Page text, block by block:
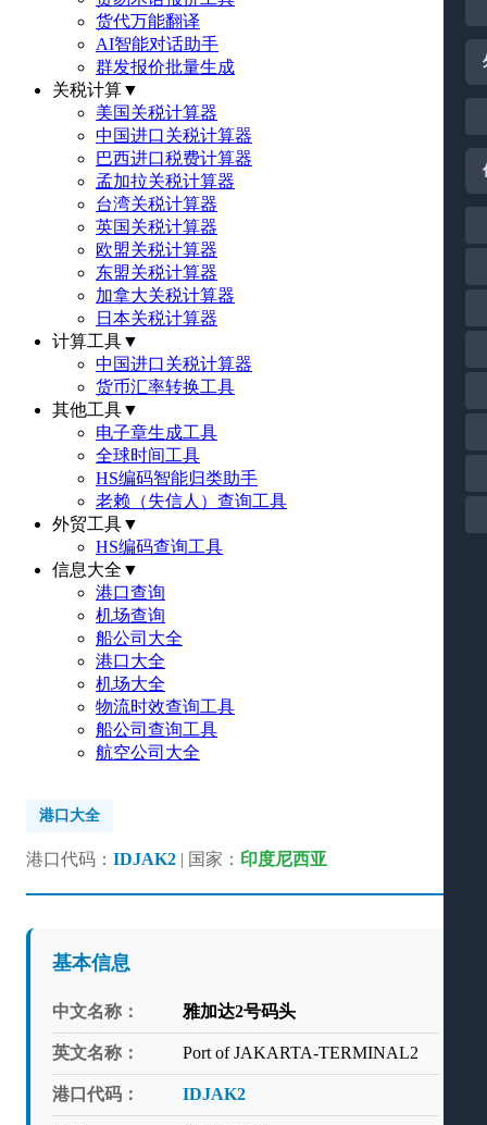
货代万能翻译
AI智能对话助手
群发报价批量生成
关税计算▼
美国关税计算器
中国进口关税计算器
巴西进口税费计算器
孟加拉关税计算器
台湾关税计算器
英国关税计算器
欧盟关税计算器
东盟关税计算器
加拿大关税计算器
日本关税计算器
计算工具▼
中国进口关税计算器
货币汇率转换工具
其他工具▼
电子章生成工具
全球时间工具
HS编码智能归类助手
老赖（失信人）查询工具
外贸工具▼
HS编码查询工具
信息大全 ▼
港口查询
机场查询
船公司大全
港口大全
机场大全
物流时效查询工具
船公司查询工具
航空公司大全
港口大全
港口代码： IDJAK2 | 国家： 印度尼西亚
基本信息
中文名称： 雅加达2号码头
英文名称： Port of JAKARTA-TERMINAL2
港口代码： IDJAK2